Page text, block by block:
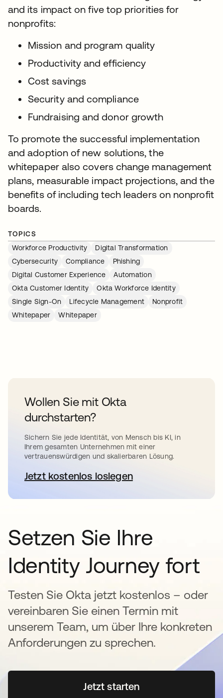
and its impact on five top priorities for
nonprofits:
Mission and program quality
Productivity and efficiency
Cost savings
Security and compliance
Fundraising and donor growth
To promote the successful implementation
and adoption of new solutions, the
whitepaper also covers change management
plans, measurable impact projections, and the
benefits of including tech leaders on nonprofit
boards.
TOPICS
Workforce Productivity
Digital Transformation
Cybersecurity
Compliance
Phishing
Digital Customer Experience
Automation
Okta Customer Identity
Okta Workforce Identity
Single Sign-On
Lifecycle Management
Nonprofit
Whitepaper
Whitepaper
Wollen Sie mit Okta
durchstarten?
Sichern Sie jede Identität, von Mensch bis KI, in
Ihrem gesamten Unternehmen mit einer
vertrauenswürdigen und skalierbaren Lösung.
Jetzt kostenlos loslegen
wird in einer neuen
Setzen Sie Ihre
Identity Journey fort
Testen Sie Okta jetzt kostenlos – oder
vereinbaren Sie einen Termin mit
unserem Team, um über Ihre konkreten
Anforderungen zu sprechen.
Jetzt startenwird in einer neuen